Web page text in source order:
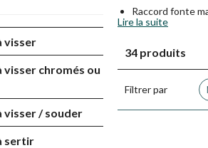
visser
visser chromés ou
visser / souder
sertir
Raccord fonte
Mamelons et
Raccords acier à
La fonte est un
La fonte malléable
Lire la suite
34 produits
Filtrer par